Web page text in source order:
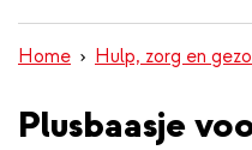
inhoud
gaan
Home Hulp, zorg en
Plusbaasje